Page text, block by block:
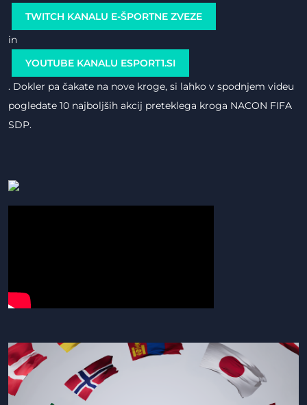
TWITCH KANALU E-ŠPORTNE ZVEZE
in
YOUTUBE KANALU ESPORT1.SI
. Dokler pa čakate na nove kroge, si lahko v spodnjem videu
pogledate 10 najboljših akcij preteklega kroga NACON FIFA
SDP.